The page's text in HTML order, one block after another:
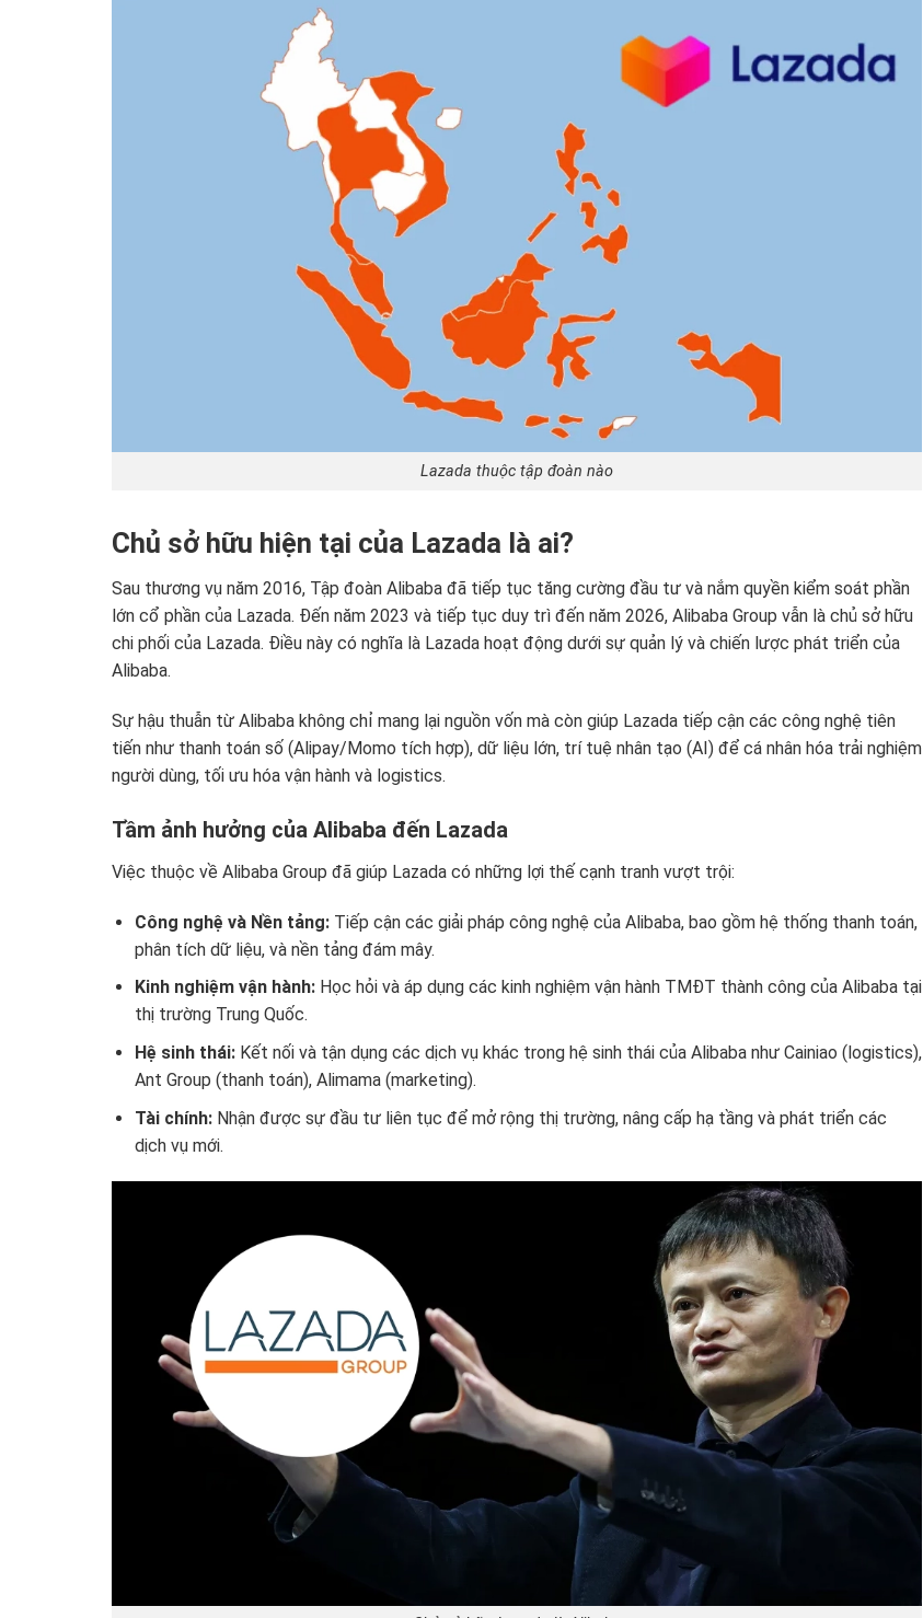
Lazada thuộc tập đoàn nào
Chủ sở hữu hiện tại của Lazada là ai?
Sau thương vụ năm 2016, Tập đoàn Alibaba đã tiếp tục tăng cường đầu tư và nắm quyền kiểm soát phần
lớn cổ phần của Lazada. Đến năm 2023 và tiếp tục duy trì đến năm 2026, Alibaba Group vẫn là chủ sở hữu
chi phối của Lazada. Điều này có nghĩa là Lazada hoạt động dưới sự quản lý và chiến lược phát triển của
Alibaba.
Sự hậu thuẫn từ Alibaba không chỉ mang lại nguồn vốn mà còn giúp Lazada tiếp cận các công nghệ tiên
tiến như thanh toán số (Alipay/Momo tích hợp), dữ liệu lớn, trí tuệ nhân tạo (AI) để cá nhân hóa trải nghiệm
người dùng, tối ưu hóa vận hành và logistics.
Tầm ảnh hưởng của Alibaba đến Lazada
Việc thuộc về Alibaba Group đã giúp Lazada có những lợi thế cạnh tranh vượt trội:
Công nghệ và Nền tảng:Tiếp cận các giải pháp công nghệ của Alibaba, bao gồm hệ thống thanh toán,
phân tích dữ liệu, và nền tảng đám mây.
Kinh nghiệm vận hành:Học hỏi và áp dụng các kinh nghiệm vận hành TMĐT thành công của Alibaba tại
thị trường Trung Quốc.
Hệ sinh thái:Kết nối và tận dụng các dịch vụ khác trong hệ sinh thái của Alibaba như Cainiao (logistics),
Ant Group (thanh toán), Alimama (marketing).
Tài chính:Nhận được sự đầu tư liên tục để mở rộng thị trường, nâng cấp hạ tầng và phát triển các
dịch vụ mới.